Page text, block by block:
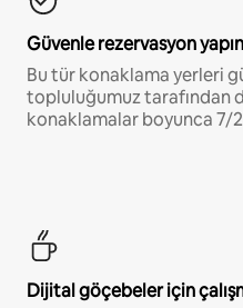
Güvenle rezervasyon yapın
Bu tür konaklama yerleri
topluluğumuz tarafından
konaklamalar boyunca 7/
Dijital göçebeler için